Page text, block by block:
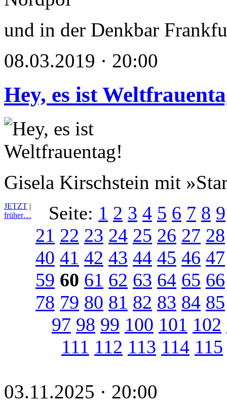
und in der Denkbar
08.03.2019 · 20:00
Hey, es ist
Gisela Kirschstein mit
JETZT |
früher…
Seite: 1 2 3 4 5 6 7 8 9
21 22 23 24 25 26 27 28
40 41 42 43 44 45 46 47
59 60 61 62 63 64 65 66
78 79 80 81 82 83 84 85
97 98 99 100 101 102
111 112 113 114 115
03.11.2025 · 20:00